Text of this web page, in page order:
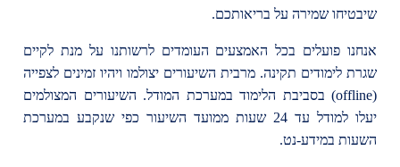
שיבטיחו שמירה על בריאותכם.
אנחנו פועלים בכל האמצעים העומדים לרשותנו על מנת לקיים
שגרת לימודים תקינה. מרבית השיעורים יצולמו ויהיו זמינים לצפייה
(offline) בסביבת הלימוד במערכת המודל. השיעורים המצולמים
יעלו למודל עד 24 שעות ממועד השיעור כפי שנקבע במערכת
השעות במידע-נט.